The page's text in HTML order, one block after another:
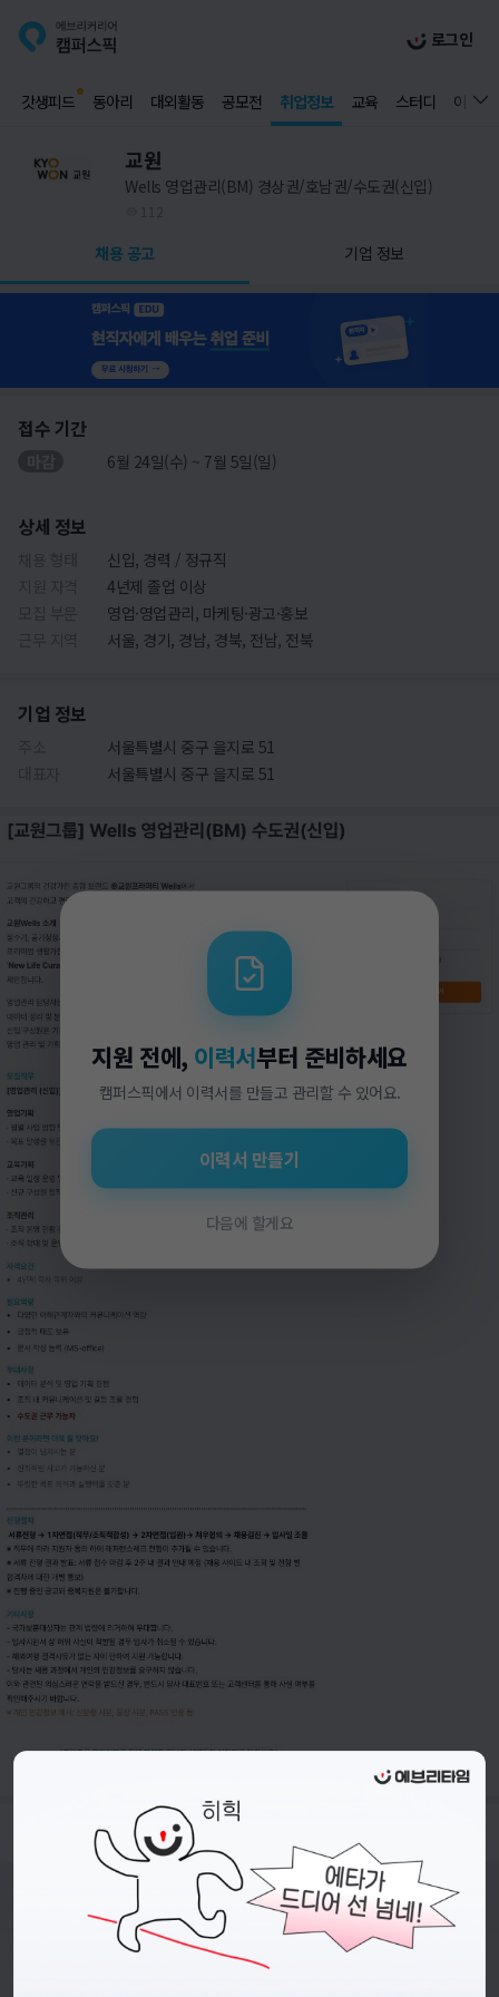
로그인
갓생피드 동아리 대외활동 공모전 취업정보 교육 스터디 이벤트
교원
Wells 영업관리(BM) 경상권/호남권/수도권(신입)
채용 공고 기업 정보
접수 기간
6월 24일(수) ~ 7월 5일(일)
상세 정보
신입, 경력 / 정규직
4년제 졸업 이상
영업·영업관리, 마케팅·광고·홍보
서울, 경기, 경남, 경북, 전남, 전북
기업 정보
서울특별시 중구 을지로 51
서울특별시 중구 을지로 51
- 접수기간 : 26.06.24.(수) ~ 26.07.05.(일) 까지
지원 전에, 이력서부터 준비하세요
캠퍼스픽에서 이력서를 만들고 관리할 수 있어요.
이력서 만들기
다음에 할게요